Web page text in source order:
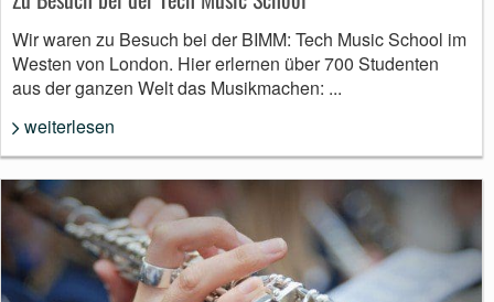
Wir waren zu Besuch bei der BIMM: Tech Music School im
Westen von London. Hier erlernen über 700 Studenten
aus der ganzen Welt das Musikmachen: ...
weiterlesen